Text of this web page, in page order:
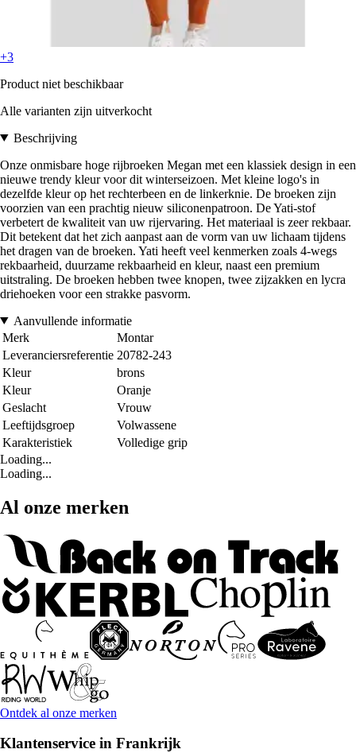
+3
Product niet beschikbaar
Alle varianten zijn uitverkocht
Beschrijving
Onze onmisbare hoge rijbroeken Megan met een klassiek design in een
nieuwe trendy kleur voor dit winterseizoen. Met kleine logo's in
dezelfde kleur op het rechterbeen en de linkerknie. De broeken zijn
voorzien van een prachtig nieuw siliconenpatroon. De Yati-stof
verbetert de kwaliteit van uw rijervaring. Het materiaal is zeer rekbaar.
Dit betekent dat het zich aanpast aan de vorm van uw lichaam tijdens
het dragen van de broeken. Yati heeft veel kenmerken zoals 4-wegs
rekbaarheid, duurzame rekbaarheid en kleur, naast een premium
uitstraling. De broeken hebben twee knopen, twee zijzakken en lycra
driehoeken voor een strakke pasvorm.
Aanvullende informatie
Merk
Montar
Leveranciersreferentie 20782-243
Kleur
brons
Kleur
Oranje
Geslacht
Vrouw
Leeftijdsgroep
Volwassene
Karakteristiek
Volledige grip
Loading...
Loading...
Al onze merken
Ontdek al onze merken
Klantenservice in Frankrijk